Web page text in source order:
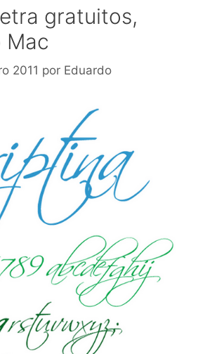
gratuitos,
Mac
2011 por Eduardo